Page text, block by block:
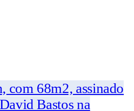
com 68m2, assinado
Bastos na